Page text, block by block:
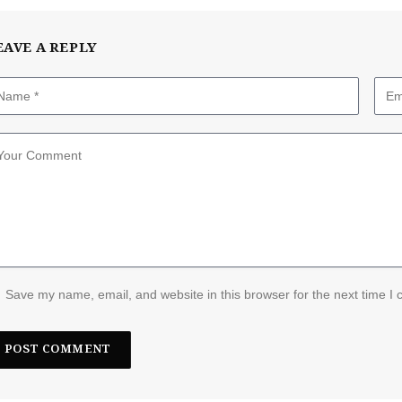
A REPLY
Save my name, email, and website in this browser for the next time I